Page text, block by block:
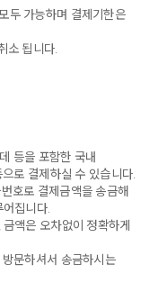
두 가능하며 결제기한은
소 됩니다.
등을 포함한 국내
로 결제하실 수 있습니다.
호로 결제금액을 송금해
집니다.
액은 오차없이 정확하게
문하셔서 송금하시는